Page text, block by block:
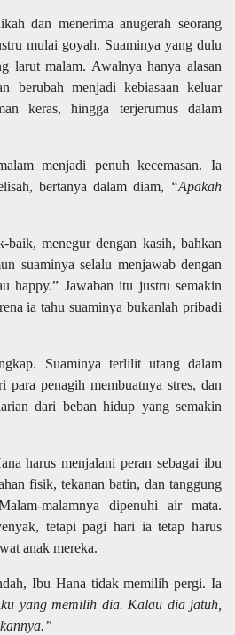
dan menerima anugerah seorang
mulai goyah. Suaminya yang dulu
larut malam. Awalnya hanya alasan
berubah menjadi kebiasaan keluar
keras, hingga terjerumus dalam
menjadi penuh kecemasan. Ia
bertanya dalam diam, “Apakah
baik, menegur dengan kasih, bahkan
suaminya selalu menjawab dengan
happy.” Jawaban itu justru semakin
ia tahu suaminya bukanlah pribadi
Suaminya terlilit utang dalam
para penagih membuatnya stres, dan
dari beban hidup yang semakin
harus menjalani peran sebagai ibu
fisik, tekanan batin, dan tanggung
malamnya dipenuhi air mata.
tetapi pagi hari ia tetap harus
anak mereka.
Ibu Hana tidak memilih pergi. Ia
yang memilih dia. Kalau dia jatuh,